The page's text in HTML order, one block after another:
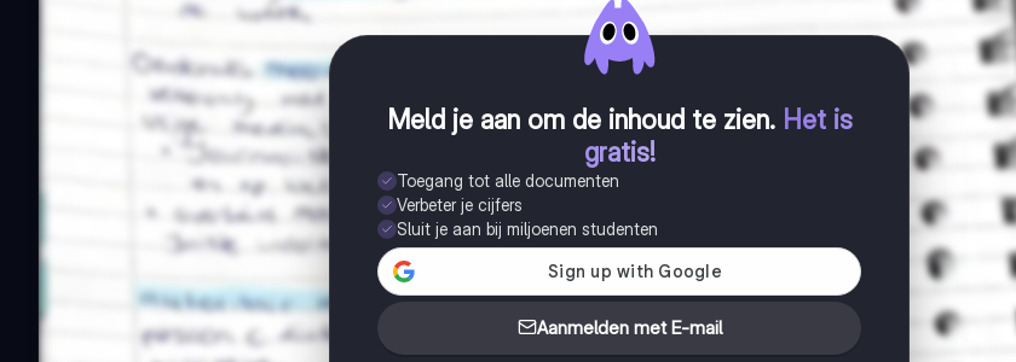
Meld je aan om de inhoud te zien. Het is
gratis!
Toegang tot alle documenten
Verbeter je cijfers
Sluit je aan bij miljoenen studenten
Aanmelden met E-mail